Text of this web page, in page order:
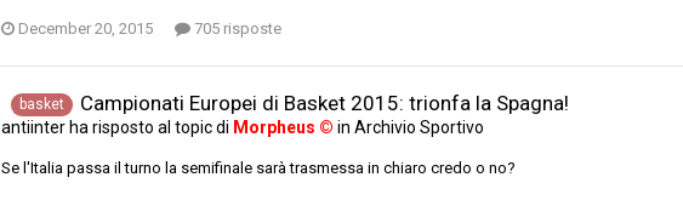
December 20, 2015 705 risposte
basket Campionati Europei di Basket 2015: trionfa la Spagna!
antiinter ha risposto al topic di Morpheus © in Archivio Sportivo
Se l'Italia passa il turno la semifinale sarà trasmessa in chiaro credo o no?